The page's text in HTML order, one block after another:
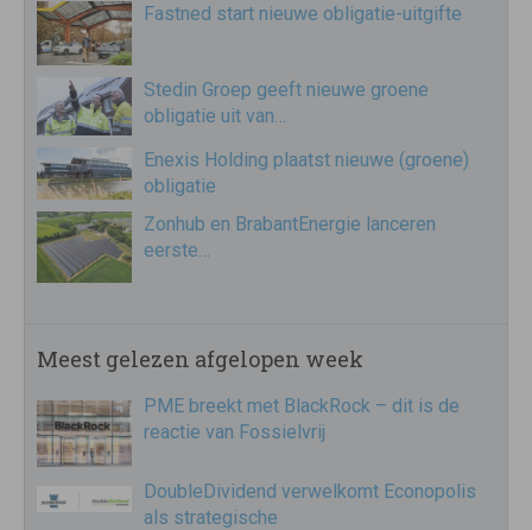
Fastned start nieuwe obligatie-uitgifte
Stedin Groep geeft nieuwe groene
obligatie uit van…
Enexis Holding plaatst nieuwe (groene)
obligatie
Zonhub en BrabantEnergie lanceren
eerste…
Meest gelezen afgelopen week
PME breekt met BlackRock – dit is de
reactie van Fossielvrij
DoubleDividend verwelkomt Econopolis
als strategische